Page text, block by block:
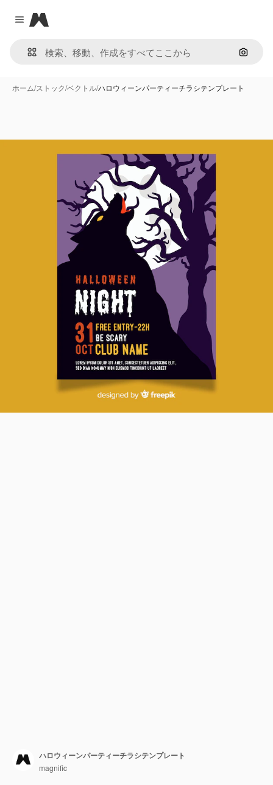
Close menu
Magnific
画像で
ホーム/ストック/ベクトル/ハロウィーンパーティーチラシテンプレート
ハロウィーンパーティーチラシテンプレート
magnific